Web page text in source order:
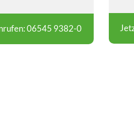
06545 9382-0